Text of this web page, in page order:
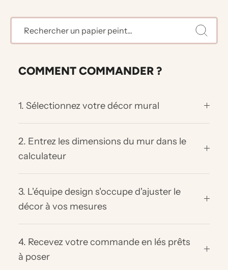
COMMENT COMMANDER ?
1. Sélectionnez votre décor mural
2. Entrez les dimensions du mur dans le
calculateur
3. L'équipe design s'occupe d'ajuster le
décor à vos mesures
4. Recevez votre commande en lés prêts
à poser